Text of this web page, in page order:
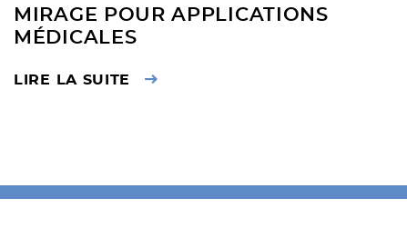
MIRAGE POUR APPLICATIONS
MÉDICALES
LIRE LA SUITE